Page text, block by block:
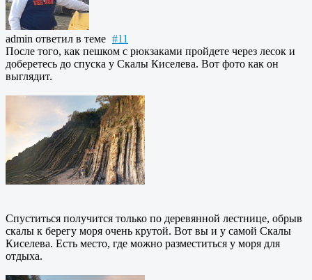
admin ответил в теме #11
После того, как пешком с рюкзаками пройдете через лесок и
доберетесь до спуска у Скалы Киселева. Вот фото как он
выглядит.
Спуститься получится только по деревянной лестнице, обрыв
скалы к берегу моря очень крутой. Вот вы и у самой Скалы
Киселева. Есть место, где можно разместиться у моря для
отдыха.